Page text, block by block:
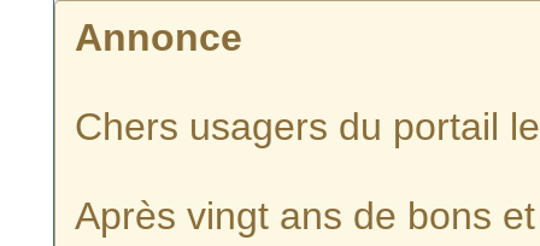
Annonce
Chers usagers du portail
Après vingt ans de bons